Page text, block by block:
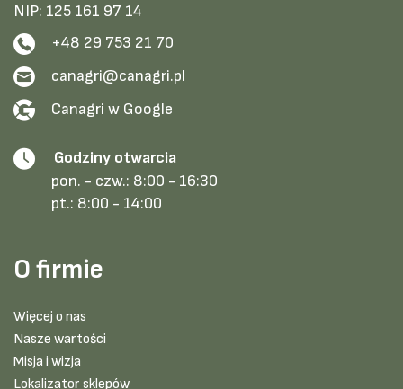
NIP: 125 161 97 14
+48 29 753 21 70
canagri@canagri.pl
Canagri w Google
Godziny otwarcia
pon. - czw.: 8:00 - 16:30
pt.: 8:00 - 14:00
O firmie
Więcej o nas
Nasze wartości
Misja i wizja
Lokalizator sklepów